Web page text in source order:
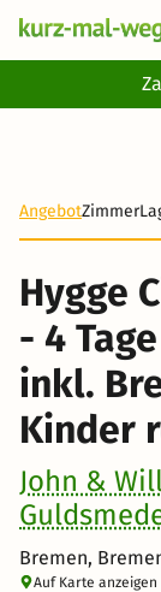
AngebotZimmer
Hygge
- 4
inkl.
Kinder
John &
Bremen,
Auf Karte anzeigen